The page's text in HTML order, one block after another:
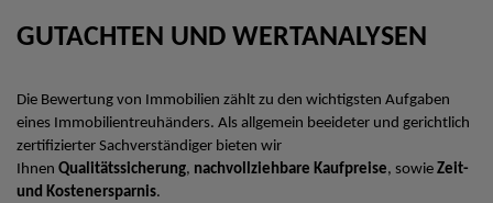
GUTACHTEN UND WERTANALYSEN
Die Bewertung von Immobilien zählt zu den wichtigsten Aufgaben
eines Immobilientreuhänders. Als allgemein beeideter und gerichtlich
zertifizierter Sachverständiger bieten wir
Ihnen Qualitätssicherung, nachvollziehbare Kaufpreise, sowie Zeit-
und Kostenersparnis.